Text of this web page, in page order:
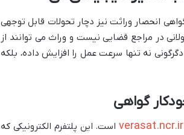
انحصار وراثت نیز دچار تحولات قابل توجهی
در مراجع قضایی نیست و وراث می توانند از
نه تنها سرعت عمل را افزایش داده، بلکه
verasat.ncr.irاست. این پلتفرم الکترونیکی که